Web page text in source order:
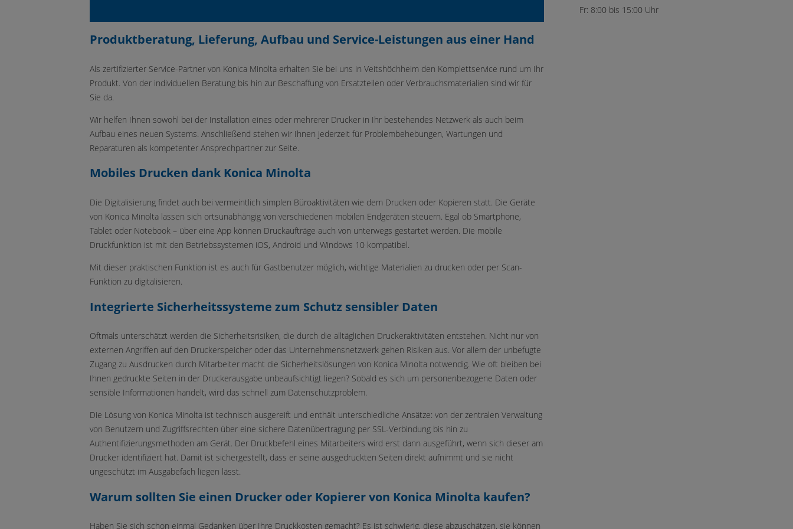
Produktberatung, Lieferung, Aufbau und Service-Leistungen aus einer Hand
Als zertifizierter Service-Partner von Konica Minolta erhalten Sie bei uns in Veitshöchheim den Komplettservice rund um Ihr
Produkt. Von der individuellen Beratung bis hin zur Beschaffung von Ersatzteilen oder Verbrauchsmaterialien sind wir für
Sie da.
Wir helfen Ihnen sowohl bei der Installation eines oder mehrerer Drucker in Ihr bestehendes Netzwerk als auch beim
Aufbau eines neuen Systems. Anschließend stehen wir Ihnen jederzeit für Problembehebungen, Wartungen und
Reparaturen als kompetenter Ansprechpartner zur Seite.
Mobiles Drucken dank Konica Minolta
Die Digitalisierung findet auch bei vermeintlich simplen Büroaktivitäten wie dem Drucken oder Kopieren statt. Die Geräte
von Konica Minolta lassen sich ortsunabhängig von verschiedenen mobilen Endgeräten steuern. Egal ob Smartphone,
Tablet oder Notebook – über eine App können Druckaufträge auch von unterwegs gestartet werden. Die mobile
Druckfunktion ist mit den Betriebssystemen iOS, Android und Windows 10 kompatibel.
Mit dieser praktischen Funktion ist es auch für Gastbenutzer möglich, wichtige Materialien zu drucken oder per Scan-
Funktion zu digitalisieren.
Integrierte Sicherheitssysteme zum Schutz sensibler Daten
Oftmals unterschätzt werden die Sicherheitsrisiken, die durch die alltäglichen Druckeraktivitäten entstehen. Nicht nur von
externen Angriffen auf den Druckerspeicher oder das Unternehmensnetzwerk gehen Risiken aus. Vor allem der unbefugte
Zugang zu Ausdrucken durch Mitarbeiter macht die Sicherheitslösungen von Konica Minolta notwendig. Wie oft bleiben bei
Ihnen gedruckte Seiten in der Druckerausgabe unbeaufsichtigt liegen? Sobald es sich um personenbezogene Daten oder
sensible Informationen handelt, wird das schnell zum Datenschutzproblem.
Die Lösung von Konica Minolta ist technisch ausgereift und enthält unterschiedliche Ansätze: von der zentralen Verwaltung
von Benutzern und Zugriffsrechten über eine sichere Datenübertragung per SSL-Verbindung bis hin zu
Authentifizierungsmethoden am Gerät. Der Druckbefehl eines Mitarbeiters wird erst dann ausgeführt, wenn sich dieser am
Drucker identifiziert hat. Damit ist sichergestellt, dass er seine ausgedruckten Seiten direkt aufnimmt und sie nicht
ungeschützt im Ausgabefach liegen lässt.
Warum sollten Sie einen Drucker oder Kopierer von Konica Minolta kaufen?
Haben Sie sich schon einmal Gedanken über Ihre Druckkosten gemacht? Es ist schwierig, diese abzuschätzen, sie können
Fr: 8:00 bis 15:00 Uhr